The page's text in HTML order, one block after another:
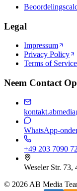
Legal
Impressum
Privacy Policy
Terms of Service
Neem Contact Op
WhatsApp-
+49 203 7090
Weseler Str.
© 2026 AB Media